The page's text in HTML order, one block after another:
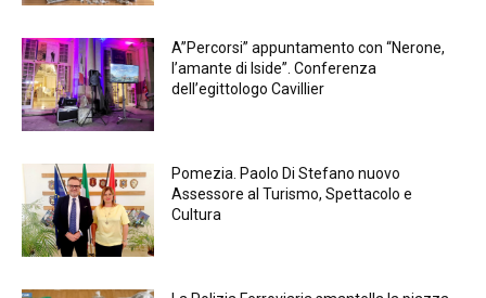
A”Percorsi” appuntamento con “Nerone,
l’amante di Iside”. Conferenza
dell’egittologo Cavillier
Pomezia. Paolo Di Stefano nuovo
Assessore al Turismo, Spettacolo e
Cultura